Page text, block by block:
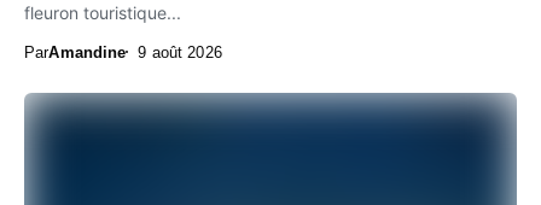
fleuron touristique...
ParAmandine 9 août 2026